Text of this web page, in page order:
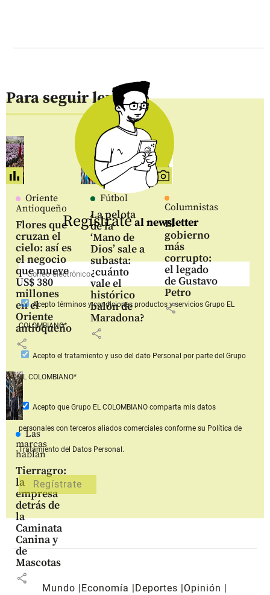
Para seguir leyendo
Oriente
Antioqueño
Flores que
cruzan el
cielo: así es
el negocio
que mueve
US$ 380
millones
en el
Oriente
antioqueño
share
Fútbol
La pelota
de la
‘Mano de
Dios’ sale a
subasta:
¿cuánto
vale el
histórico
balón de
Maradona?
share
Columnistas
El
gobierno
más
corrupto:
el legado
de Gustavo
Petro
share
Las
marcas
hablan
Tierragro:
la
empresa
detrás de
la
Caminata
Canina y
de
Mascotas
share
Regístrateal newsletter
Aceptotérminos y condiciones productos y serviciosGrupo EL
COLOMBIANO*
Acepto el tratamiento y uso del dato Personal por parte del Grupo
EL COLOMBIANO*
Acepto que Grupo EL COLOMBIANOcomparta mis datos
personales con terceros aliados comerciales conforme su Política de
Tratamiento del Datos Personal.
Mundo Economía Deportes
Opinión